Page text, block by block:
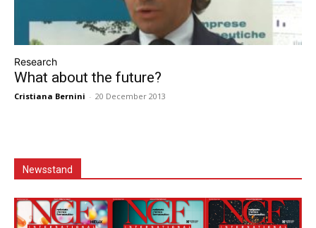
Research
What about the future?
Cristiana Bernini - 20 December 2013
Newsstand